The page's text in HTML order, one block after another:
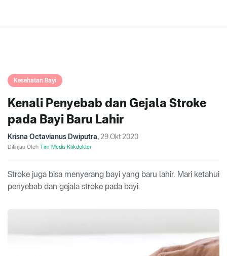
Kesehatan Bayi
Kenali Penyebab dan Gejala Stroke
pada Bayi Baru Lahir
Krisna Octavianus Dwiputra, 29 Okt 2020
Ditinjau Oleh Tim Medis Klikdokter
Stroke juga bisa menyerang bayi yang baru lahir. Mari ketahui
penyebab dan gejala stroke pada bayi.